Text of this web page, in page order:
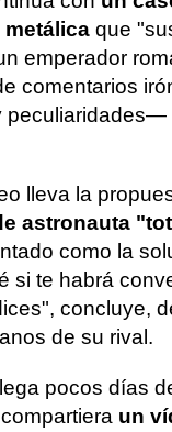
metálica que
emperador
comentarios
peculiaridades—
lleva la
astronauta
como la
si te habrá
concluye,
de su rival.
pocos días
un